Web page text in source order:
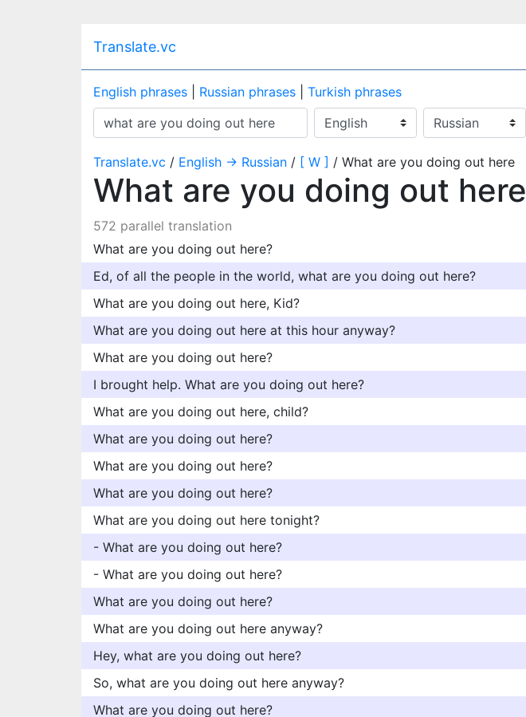
Translate.vc
English phrases Russian phrases
Turkish phrases
Translate.vc / English → Russian / [ W ] / What are you doing out here
What are you doing out here
572 parallel translation
What are you doing out here?
Ed, of all the people in the world, what are you doing out here?
What are you doing out here, Kid?
What are you doing out here at this hour anyway?
What are you doing out here?
I brought help. What are you doing out here?
What are you doing out here, child?
What are you doing out here?
What are you doing out here?
What are you doing out here?
What are you doing out here tonight?
- What are you doing out here?
- What are you doing out here?
What are you doing out here?
What are you doing out here anyway?
Hey, what are you doing out here?
So, what are you doing out here anyway?
What are you doing out here?